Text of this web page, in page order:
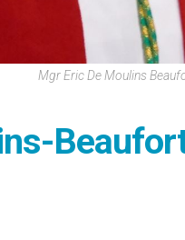
Mgr Eric De Moulins